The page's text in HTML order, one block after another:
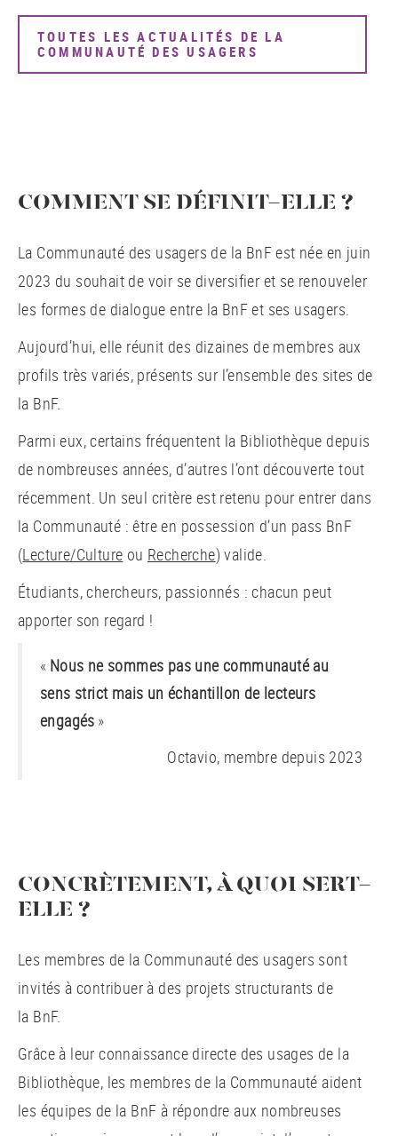
TOUTES LES ACTUALITÉS DE LA
COMMUNAUTÉ DES USAGERS
COMMENT SE DÉFINIT-ELLE ?
La Communauté des usagers de la BnF est née en juin
2023 du souhait de voir se diversifier et se renouveler
les formes de dialogue entre la BnF et ses usagers.
Aujourd’hui, elle réunit des dizaines de membres aux
profils très variés, présents sur l’ensemble des sites de
la BnF.
Parmi eux, certains fréquentent la Bibliothèque depuis
de nombreuses années, d’autres l’ont découverte tout
récemment. Un seul critère est retenu pour entrer dans
la Communauté : être en possession d’un pass BnF
(Lecture/Culture ou Recherche) valide.
Étudiants, chercheurs, passionnés : chacun peut
apporter son regard !
« Nous ne sommes pas une communauté au
sens strict mais un échantillon de lecteurs
engagés »
Octavio, membre depuis 2023
CONCRÈTEMENT, À QUOI SERT-
ELLE ?
Les membres de la Communauté des usagers sont
invités à contribuer à des projets structurants de
la BnF.
Grâce à leur connaissance directe des usages de la
Bibliothèque, les membres de la Communauté aident
les équipes de la BnF à répondre aux nombreuses